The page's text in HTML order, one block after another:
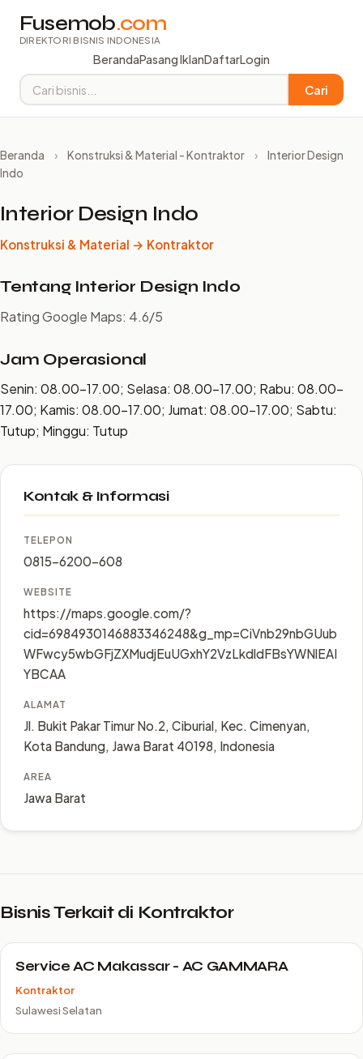
Fusemob.com
DIREKTORI BISNIS INDONESIA
BerandaPasang IklanDaftarLogin
Cari
Beranda › Konstruksi & Material - Kontraktor ›
Interior Design
Indo
Interior Design Indo
Konstruksi & Material → Kontraktor
Tentang Interior Design Indo
Rating Google Maps: 4.6/5
Jam Operasional
Senin: 08.00–17.00; Selasa: 08.00–17.00; Rabu: 08.00–
17.00; Kamis: 08.00–17.00; Jumat: 08.00–17.00; Sabtu:
Tutup; Minggu: Tutup
Kontak & Informasi
TELEPON
0815-6200-608
WEBSITE
https://maps.google.com/?
cid=6984930146883346248&g_mp=CiVnb29nbGUub
WFwcy5wbGFjZXMudjEuUGxhY2VzLkdldFBsYWNlEAI
YBCAA
ALAMAT
Jl. Bukit Pakar Timur No.2, Ciburial, Kec. Cimenyan,
Kota Bandung, Jawa Barat 40198, Indonesia
AREA
Jawa Barat
Bisnis Terkait di Kontraktor
Service AC Makassar - AC GAMMARA
Kontraktor
Sulawesi Selatan